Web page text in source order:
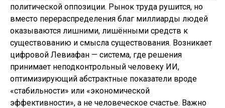
политической оппозиции. Рынок труда рушится, но
вместо перераспределения благ миллиарды людей
оказываются лишними, лишёнными средств к
существованию и смысла существования. Возникает
цифровой Левиафан — система, где решения
принимает неподконтрольный человеку ИИ,
оптимизирующий абстрактные показатели вроде
«стабильности» или «экономической
эффективности», а не человеческое счастье. Важно